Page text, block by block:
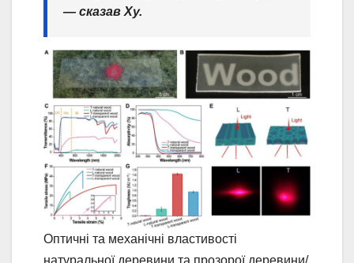
— сказав Ху.
Оптичні та механічні властивості